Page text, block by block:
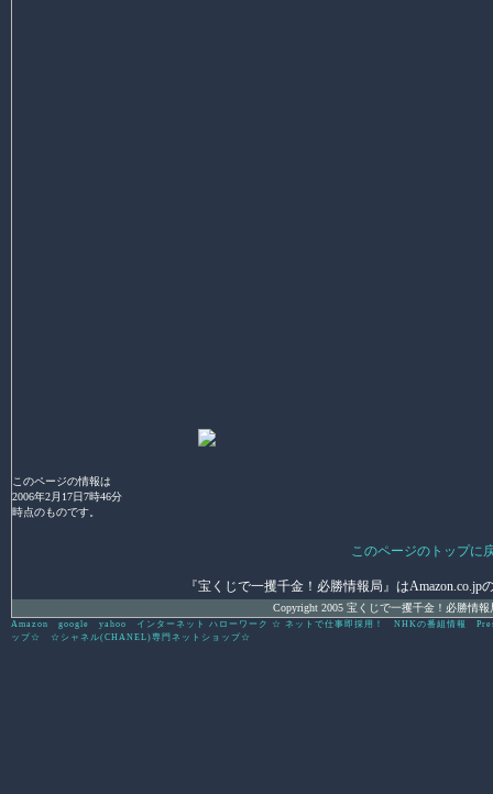
このページの情報は
2006年2月17日7時46分
時点のものです。
このページのトップに
『宝くじで一攫千金！必勝情報局』はAmazon.co.jp
Copyright 2005 宝くじで一攫千金！必勝情報
Amazon google yahoo インターネット ハローワーク ☆ ネットで仕事即採用！ NHKの番組情報
ップ☆
☆シャネル(CHANEL)専門ネットショップ☆